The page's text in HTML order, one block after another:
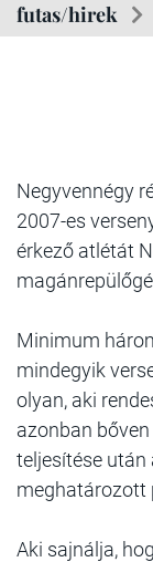
futas/hirek
Negyvennégy
2007-es
érkező atlétát
Minimum
mindegyik
olyan, aki
azonban
teljesítése után
meghatározott
Aki sajnálja,